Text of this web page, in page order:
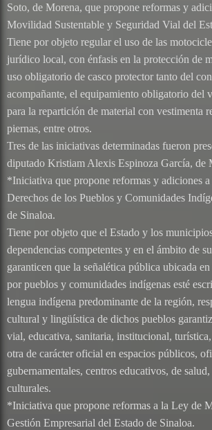
Soto, de Morena, que propone reformas y
Movilidad Sustentable y Seguridad Vial del
Tiene por objeto regular el uso de las
jurídico local, con énfasis en la protección de
uso obligatorio de casco protector tanto del
acompañante, el equipamiento obligatorio del
para la repartición de material con vestimenta
piernas, entre otros.
Tres de las iniciativas determinadas fueron
diputado Kristiam Alexis Espinoza García, de
*Iniciativa que propone reformas y adiciones
Derechos de los Pueblos y Comunidades
de Sinaloa.
Tiene por objeto que el Estado y los
dependencias competentes y en el ámbito de
garanticen que la señalética pública ubicada
por pueblos y comunidades indígenas esté
lengua indígena predominante de la región,
cultural y lingüística de dichos pueblos
vial, educativa, sanitaria, institucional,
otra de carácter oficial en espacios públicos,
gubernamentales, centros educativos, de
culturales.
*Iniciativa que propone reformas a la Ley de
Gestión Empresarial del Estado de Sinaloa.